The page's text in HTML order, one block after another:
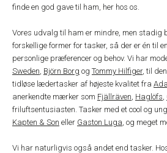
finde en god gave til ham, her hos os.
Vores udvalg til ham er mindre, men stadig
forskellige former for tasker, så der er én til
personlige præferencer og behov. Vi har
Sweden, Björn Borg og Tommy Hilfiger, til
tidløse lædertasker af højeste kvalitet fra
anerkendte mærker som Fjällräven, Haglöfs,
friluftsentusiasten. Tasker med et cool og
Kapten & Son eller Gaston Luga, og meget
Vi har naturligvis også andet end tasker.